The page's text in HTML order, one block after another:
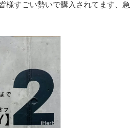
様すごい勢いで購入されてます、急